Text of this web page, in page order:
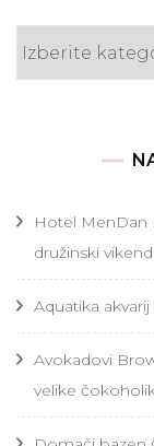
Hotel MenDan
družinski
Aquatika
Avokadovi
velike